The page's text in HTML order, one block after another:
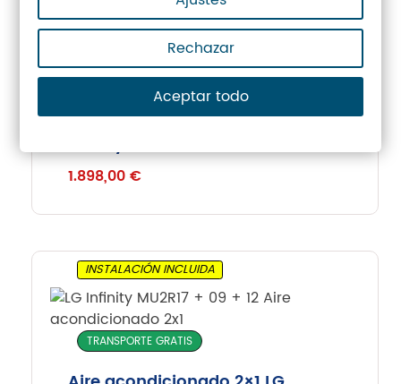
INSTALACIÓN INCLUIDA
TRANSPORTE GRATIS
Aire acondicionado 2X1 LG
1.898,00€
INSTALACIÓN INCLUIDA
TRANSPORTE GRATIS
Rechazar
Aceptar todo